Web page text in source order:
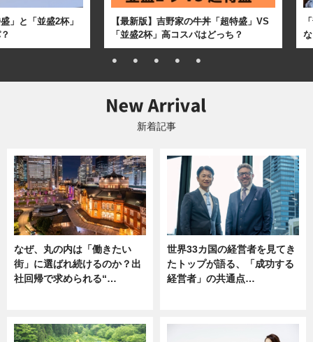
」と「並盛2杯」
【最新版】吉野家の牛丼「超特盛」VS
「並盛2杯」高コスパはどっち？
新着記事
なぜ、丸の内は「働きたい
街」に選ばれ続けるのか？出
社回帰で求められる“…
世界33カ国の経営者を見てき
たトップが語る、「成功する
経営者」の共通点…